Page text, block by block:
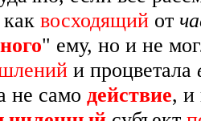
восходящий от
" ему, но и не
и процветала
не само действие, и